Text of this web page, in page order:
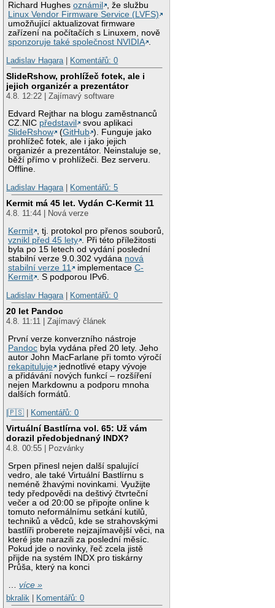
Richard Hughesoznámil
, že službu
Linux Vendor Firmware Service (LVFS)
umožňující aktualizovat firmware
zařízení na počítačích s Linuxem, nově
sponzoruje také společnost NVIDIA .
Ladislav Hagara | Komentářů: 0
SlideRshow, prohlížeč fotek, ale i
jejich organizér a prezentátor
4.8. 12:22 | Zajímavý software
Edvard Rejthar na blogu zaměstnanců
CZ.NIC představil
svou aplikaci
SlideRshow
(GitHub ). Funguje jako
prohlížeč fotek, ale i jako jejich
organizér a prezentátor. Neinstaluje se,
běží přímo v prohlížeči. Bez serveru.
Offline.
Ladislav Hagara | Komentářů: 5
Kermit má 45 let. Vydán C-Kermit 11
4.8. 11:44 | Nová verze
Kermit , tj. protokol pro přenos souborů,
vznikl před 45 lety . Při této příležitosti
byla po 15 letech od vydání poslední
stabilní verze 9.0.302 vydána nová
stabilní verze 11
implementaceC-
Kermit . S podporou IPv6.
Ladislav Hagara | Komentářů: 0
20 let Pandoc
4.8. 11:11 | Zajímavý článek
První verze konverzního nástroje
Pandoc byla vydána před 20 lety. Jeho
autor John MacFarlane při tomto výročí
rekapituluje
jednotlivé etapy vývoje
a přidávání nových funkcí – rozšíření
nejen Markdownu a podporu mnoha
dalších formátů.
|🇵🇸 | Komentářů: 0
Virtuální Bastlírna vol. 65: Už vám
dorazil předobjednaný INDX?
4.8. 00:55 | Pozvánky
Srpen přinesl nejen další spalující
vedro, ale také Virtuální Bastlírnu s
neméně žhavými novinkami. Využijte
tedy předpovědi na deštivý čtvrteční
večer a od 20:00 se připojte online k
tomuto neformálnímu setkání kutilů,
techniků a vědců, kde se strahovskými
bastlíři proberete nejzajímavější věci, na
které jste narazili za poslední měsíc.
Pokud jde o novinky, řeč zcela jistě
přijde na systém INDX pro tiskárny
Průša, který na konci
…více »
bkralik
Komentářů: 0